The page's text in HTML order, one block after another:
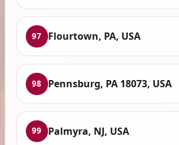
97 Flourtown, PA, USA
98 Pennsburg, PA 18073, USA
99 Palmyra, NJ, USA